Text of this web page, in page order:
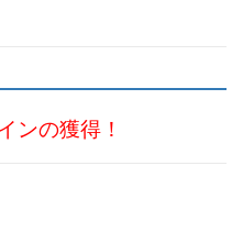
ンの獲得！